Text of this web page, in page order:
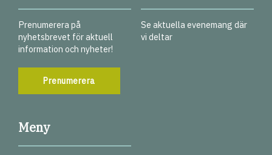
Prenumerera på
nyhetsbrevet för aktuell
information och nyheter!
Prenumerera
Se aktuella evenemang där
vi deltar
Meny